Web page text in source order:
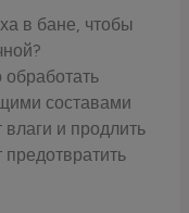
в бане, чтобы
составами
и продлить